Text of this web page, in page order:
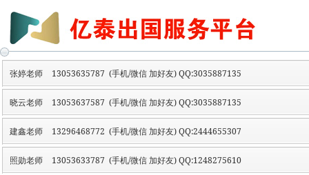
张婷老师 13053635787 (手机/微信 加好友) QQ:3035887135
晓云老师 13053637587 (手机/微信 加好友) QQ:3035887135
建鑫老师 13296468772 (手机/微信 加好友) QQ:2444655307
照勋老师 13053633787 (手机/微信 加好友) QQ:1248275610